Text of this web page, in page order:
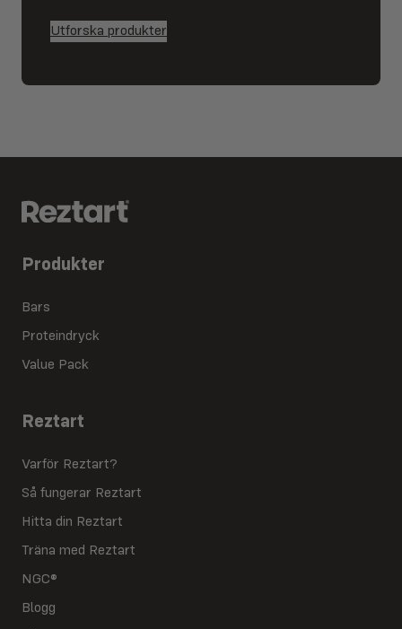
Utforska produkter
Produkter
Bars
Proteindryck
Value Pack
Reztart
Varför Reztart?
Så fungerar Reztart
Hitta din Reztart
Träna med Reztart
NGC®
Blogg